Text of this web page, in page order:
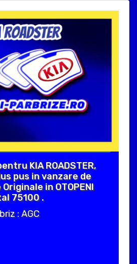
KIA ROADSTER,
pus in vanzare de
in OTOPENI
75100 .
: AGC